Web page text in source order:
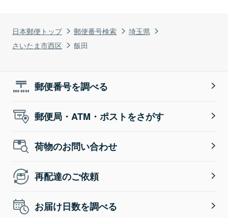
日本郵便トップ 郵便番号検索
埼玉県
さいたま市西区
飯田
郵便番号を調べる
郵便局・ATM・ポストをさがす
荷物のお問い合わせ
再配達のご依頼
お届け日数を調べる